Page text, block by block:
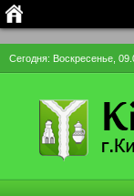
Сегодня: Воскресенье,